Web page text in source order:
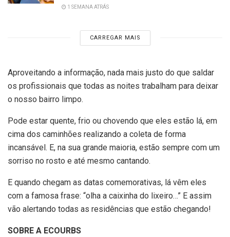
1 SEMANA ATRÁS
CARREGAR MAIS
Aproveitando a informação, nada mais justo do que saldar
os profissionais que todas as noites trabalham para deixar
o nosso bairro limpo.
Pode estar quente, frio ou chovendo que eles estão lá, em
cima dos caminhões realizando a coleta de forma
incansável. E, na sua grande maioria, estão sempre com um
sorriso no rosto e até mesmo cantando.
E quando chegam as datas comemorativas, lá vêm eles
com a famosa frase: “olha a caixinha do lixeiro…” E assim
vão alertando todas as residências que estão chegando!
SOBRE A ECOURBS